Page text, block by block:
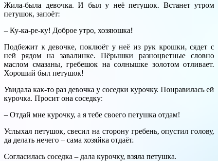
Жила-была девочка. И был у неё петушок. Встанет утром
петушок, запоёт:
– Ку-ка-ре-ку! Доброе утро, хозяюшка!
Подбежит к девочке, поклюёт у неё из рук крошки, сядет с
ней рядом на завалинке. Пёрышки разноцветные словно
маслом смазаны, гребешок на солнышке золотом отливает.
Хороший был петушок!
Увидала как-то раз девочка у соседки курочку. Понравилась ей
курочка. Просит она соседку:
– Отдай мне курочку, а я тебе своего петушка отдам!
Услыхал петушок, свесил на сторону гребень, опустил голову,
да делать нечего – сама хозяйка отдаёт.
Согласилась соседка – дала курочку, взяла петушка.